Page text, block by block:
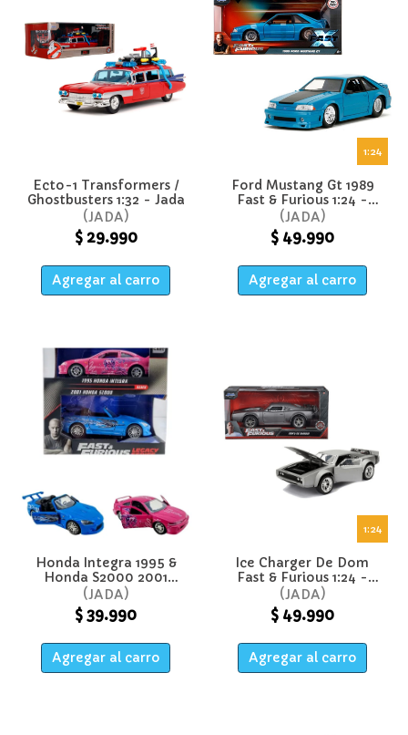
Ecto-1 Transformers /
Ghostbusters 1:32 - Jada
JADA
$ 29.990
Agregar al carro
1:24
Ford Mustang Gt 1989
Fast & Furious 1:24 -
Jada
JADA
$ 49.990
Agregar al carro
Honda Integra 1995 &
Honda S2000 2001
Legacy Series Fast &
Furious 1:32 - Jada
JADA
$ 39.990
Agregar al carro
1:24
Ice Charger De Dom
Fast & Furious 1:24 -
Jada
JADA
$ 49.990
Agregar al carro